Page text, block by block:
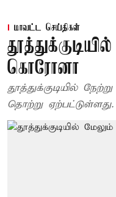
மாவட்ட செய்திகள்
கொரோனா
தூத்துக்குடியில்
தொற்று ஏற்பட்டுள்ளது.